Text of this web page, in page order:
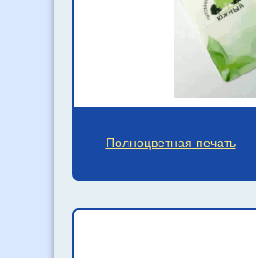
Полноцветная печать